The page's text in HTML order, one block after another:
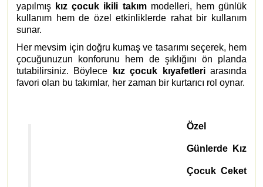
yapılmış kız çocuk ikili takımmodelleri, hem günlük
kullanım hem de özel etkinliklerde rahat bir kullanım
sunar.
Her mevsim için doğru kumaş ve tasarımı seçerek, hem
çocuğunuzun konforunu hem de şıklığını ön planda
tutabilirsiniz. Böylece
kız çocuk kıyafetleriarasında
favori olan bu takımlar, her zaman bir kurtarıcı rol oynar.
Özel
Günlerde Kız
Çocuk Ceket